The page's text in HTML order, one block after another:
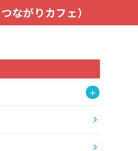
ながりカフェ）